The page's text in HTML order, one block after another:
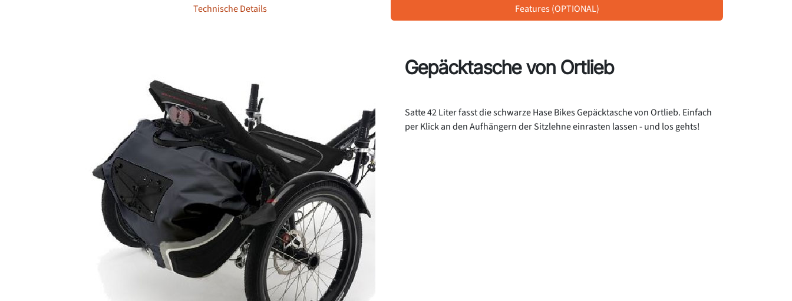
Technische Details Features (OPTIONAL)
Gepäcktasche von Ortlieb
Satte 42 Liter fasst die schwarze Hase Bikes Gepäcktasche von Ortlieb. Einfach
per Klick an den Aufhängern der Sitzlehne einrasten lassen - und los gehts!